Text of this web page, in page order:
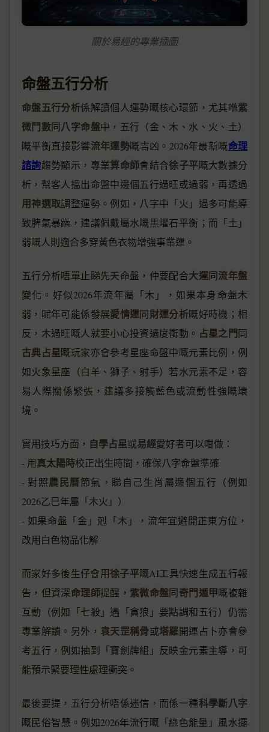
關於易經的專業插圖
命盤五行分析
命盤五行分析係解讀個人運勢嘅核心環節，尤其喺紫
微鬥數同八字命盤中，五行（金、木、水、火、土）
嘅平衡直接影響流年運勢嘅吉凶。2026年最新嘅命理
諮詢趨勢顯示，專業算命師會結合徐子平嘅大數據分
析，幫客人搵出命盤中邊個五行過旺或過弱，再透過
用神選取調整運勢。例如，八字中「火」過多可能導
致脾氣暴躁，建議佩戴屬水嘅黑曜石平衡；而「土」
弱嘅人則適合多穿黃色衣物增強事業運。
五行分析唔單止睇先天命盤，仲要配合大運同流年盤
變化。好似2026年流年屬「木」，如果本身命盤木
弱，呢年可能係發展愛情運同財運分析嘅好時機；相
反，木過旺嘅人就要小心投資過度衝動。 占星之門同
古典占星嘅玩家亦會參考星座命盤中嘅元素比例，例
如火象星座（白羊、獅子、射手）若水元素不足，容
易人際關係緊張，建議多接觸藍色或流動性強嘅環
境。
實用技巧方面， 自學占星或易經愛好者可以咁做：
- 用真太陽時校正出生時間，確保八字命盤準確
- 對照農民曆節氣，睇自己生肖屬邊個五行（例如
2026乙巳年屬「木火」）
- 如果命盤「金」剋「木」，流年宜避開正東方位，
改用白色物品化解
而家好多後生仔會用徐子平嘅AI工具快速生成五行報
告，但資深命理師提醒， 紫微命盤同奇門遁甲嘅複雜
互動（例如「七殺」遇「貪狼」要點調和五行）仍需
專業解讀。另外， 袁天罡稱骨或塔羅開運占卜亦會參
考五行，例如抽到「寶劍牌組」反映金元素主導，可
能預示緊要理性處理衝突。
最後要提，五行分析唔係迷信，而係一種科學斷八字
嘅民俗智慧。例如2026年流行嘅「綠色能量」風水擺